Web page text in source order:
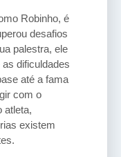
Robinho, é
desafios
palestra, ele
dificuldades
até a fama
com o
atleta,
existem